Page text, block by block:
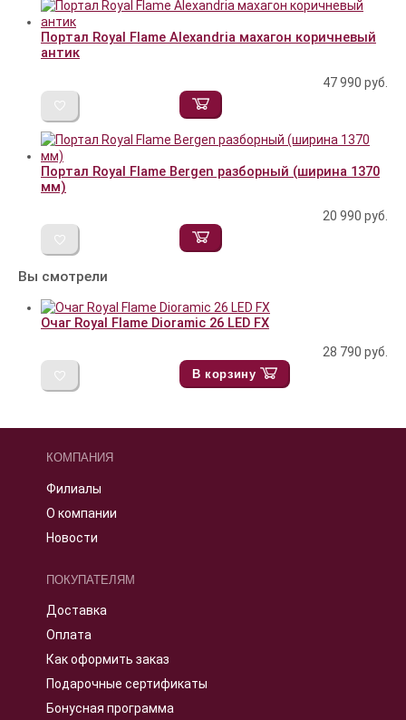
Портал Royal Flame Alexandria махагон коричневый
антик
47 990 руб.
Портал Royal Flame Bergen разборный (ширина 1370
мм)
20 990 руб.
Вы смотрели
Очаг Royal Flame Dioramic 26 LED FX
28 790 руб.
В корзину
КОМПАНИЯ
Филиалы
О компании
Новости
ПОКУПАТЕЛЯМ
Доставка
Оплата
Как оформить заказ
Подарочные сертификаты
Бонусная программа